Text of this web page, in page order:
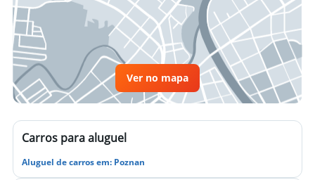
Ver no mapa
Carros para aluguel
Aluguel de carros em: Poznan